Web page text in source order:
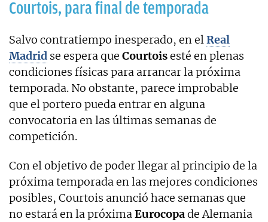
Courtois, para final de temporada
Salvo contratiempo inesperado, en elReal
Madrid se espera que Courtoisesté en plenas
condiciones físicas para arrancar la próxima
temporada. No obstante, parece improbable
que el portero pueda entrar en alguna
convocatoria en las últimas semanas de
competición.
Con el objetivo de poder llegar al principio de la
próxima temporada en las mejores condiciones
posibles, Courtois anunció hace semanas que
no estará en la próximaEurocopade Alemania